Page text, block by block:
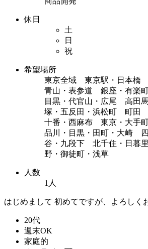
休日
土
日
祝
希望場所
東京全域 東京駅・日本
青山・表参道 銀座・有楽
目黒・代官山・広尾 高田
塚・五反田・浜松町 町田
十番・西麻布 東京・大手
品川・目黒・田町・大崎
谷・九段下 北千住・日暮
野・御徒町・浅草
人数
1人
はじめまして 初めてですが、よろしく
20代
週末OK
家庭的